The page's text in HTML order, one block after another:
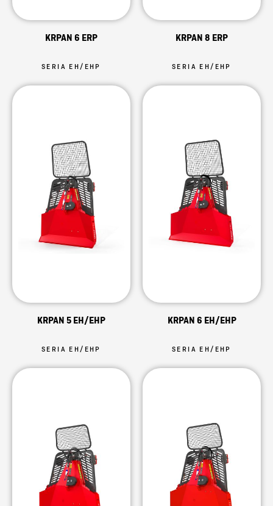
KRPAN 6 ERP KRPAN 8 ERP
SERIA EH/EHP
KRPAN 5 EH/EHP
SERIA EH/EHP
KRPAN 6 EH/EHP
SERIA EH/EHP SERIA EH/EHP